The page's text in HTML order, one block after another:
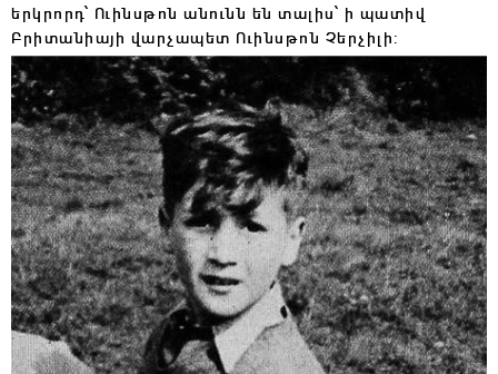
երկրորդ՝ Ուինսթոն անունն են տալիս՝ ի պատիվ
Բրիտանիայի վարչապետ Ուինսթոն Չերչիլի: